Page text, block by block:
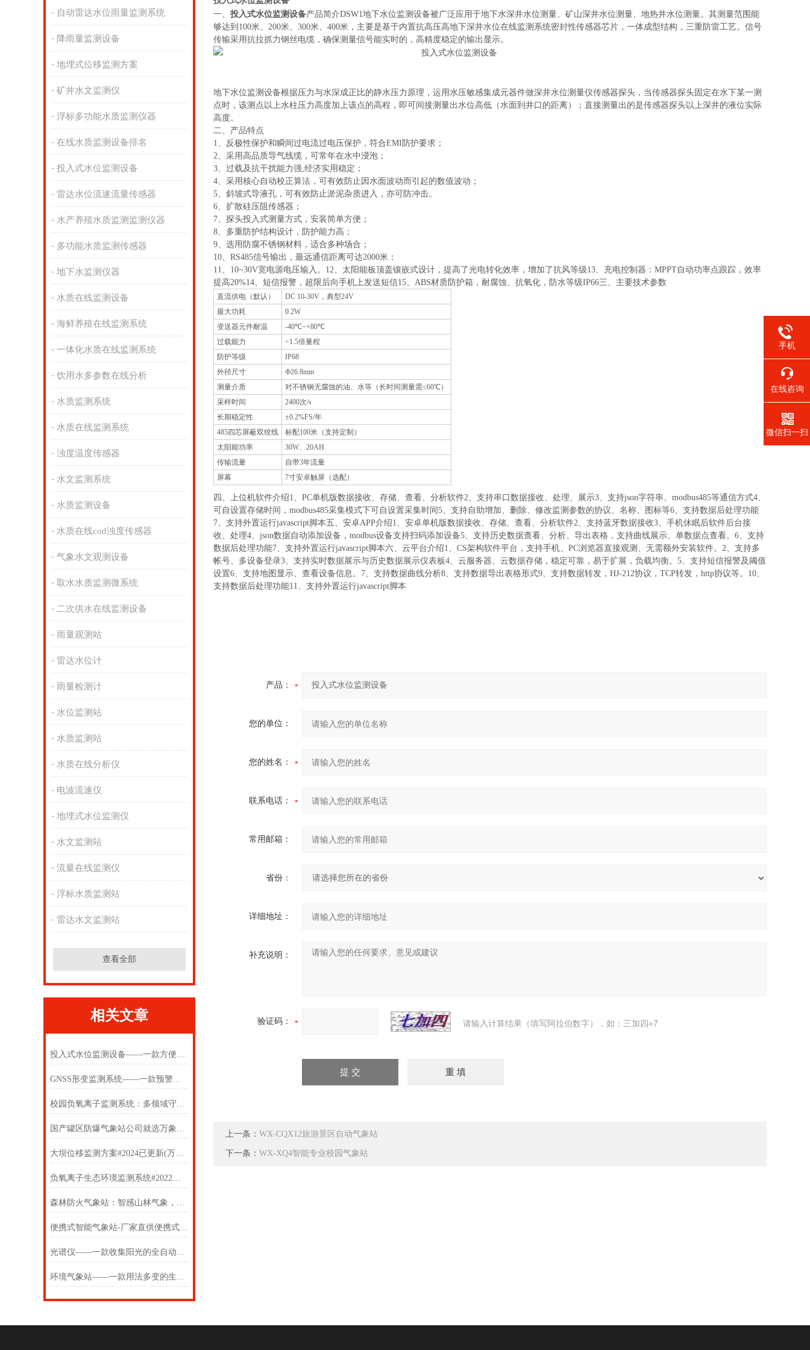
自动雷达水位雨量监测系统
降雨量监测设备
地埋式位移监测方案
矿井水文监测仪
浮标多功能水质监测仪器
在线水质监测设备排名
投入式水位监测设备
雷达水位流速流量传感器
水产养殖水质监测监测仪器
多功能水质监测传感器
地下水监测仪器
水质在线监测设备
海鲜养殖在线监测系统
一体化水质在线监测系统
饮用水多参数在线分析
水质监测系统
水质在线监测系统
浊度温度传感器
水文监测系统
水质监测设备
水质在线cod浊度传感器
气象水文观测设备
取水水质监测微系统
二次供水在线监测设备
雨量观测站
雷达水位计
雨量检测计
水位监测站
水质监测站
水质在线分析仪
电波流速仪
地埋式水位监测仪
水文监测站
流量在线监测仪
浮标水质监测站
雷达水文监测站
查看全部
相关文章
投入式水位监测设备——一款方便的投入式水位监测站2025(万象推送)
GNSS形变监测系统——一款预警的扼流圈GNSS监测站2024(万象推送)
校园负氧离子监测系统：多领域守护生态与健康的科技哨兵
国产罐区防爆气象站公司就选万象，供应防爆气象站厂家还得是来万象
大坝位移监测方案#2024已更新(万象推送)实时更新/全+国+送
负氧离子生态环境监测系统#2022已更新
森林防火气象站：智感山林气象，护航森林消防安全
便携式智能气象站-厂家直供便携式智能气象站【春寒气候】
光谱仪——一款收集阳光的全自动太阳光谱仪2025(万象推送)
环境气象站——一款用法多变的生态环境监测站2025(万象推送)
一、 投入式水位监测设备产品简介DSW1地下水位监测设备被广泛应用于地下水深井水位测量、矿山深井水位测量、地热井水位测量。其测量范围能
够达到100米、200米、300米、400米，主要是基于内置抗高压高地下深井水位在线监测系统密封性传感器芯片，一体成型结构，三重防雷工艺。信号
传输采用抗拉抓力钢丝电缆，确保测量信号能实时的，高精度稳定的输出显示。
地下水位监测设备根据压力与水深成正比的静水压力原理，运用水压敏感集成元器件做深井水位测量仪传感器探头，当传感器探头固定在水下某一测
点时，该测点以上水柱压力高度加上该点的高程，即可间接测量出水位高低（水面到井口的距离）；直接测量出的是传感器探头以上深井的液位实际
高度。
二、产品特点
1、反极性保护和瞬间过电流过电压保护，符合EMI防护要求；
2、采用高品质导气线缆，可常年在水中浸泡；
3、过载及抗干扰能力强,经济实用稳定；
4、采用核心自动校正算法，可有效防止因水面波动而引起的数值波动；
5、斜坡式导液孔，可有效防止淤泥杂质进入，亦可防冲击。
6、扩散硅压阻传感器；
7、探头投入式测量方式，安装简单方便；
8、多重防护结构设计，防护能力高；
9、选用防腐不锈钢材料，适合多种场合；
10、RS485信号输出，最远通信距离可达2000米；
11、10~30V宽电源电压输入。12、太阳能板顶盖镶嵌式设计，提高了光电转化效率，增加了抗风等级13、充电控制器：MPPT自动功率点跟踪，效率
提高20%14、短信报警，超限后向手机上发送短信15、ABS材质防护箱，耐腐蚀、抗氧化，防水等级IP66三、主要技术参数
直流供电（默认）
DC 10-30V，典型24V
最大功耗
0.2W
变送器元件耐温
-40℃~+80℃
过载能力
<1.5倍量程
防护等级
IP68
外径尺寸
Ф26.8mm
测量介质
对不锈钢无腐蚀的油、水等（长时间测量需≤60℃）
采样时间
2400次/s
长期稳定性
±0.2%FS/年
485四芯屏蔽双绞线
标配100米（支持定制）
太阳能功率
30W、20AH
传输流量
自带3年流量
屏幕
7寸安卓触屏（选配）
四、上位机软件介绍1、PC单机版数据接收、存储、查看、分析软件2、支持串口数据接收、处理、展示3、支持json字符串、modbus485等通信方式4、
可自设置存储时间，modbus485采集模式下可自设置采集时间5、支持自助增加、删除、修改监测参数的协议、名称、图标等6、支持数据后处理功能
7、支持外置运行javascript脚本五、安卓APP介绍1、安卓单机版数据接收、存储、查看、分析软件2、支持蓝牙数据接收3、手机休眠后软件后台接
收、处理4、json数据自动添加设备，modbus设备支持扫码添加设备5、支持历史数据查看、分析、导出表格，支持曲线展示、单数据点查看。6、支持
数据后处理功能7、支持外置运行javascript脚本六、云平台介绍1、CS架构软件平台，支持手机、PC浏览器直接观测、无需额外安装软件。2、支持多
帐号、多设备登录3、支持实时数据展示与历史数据展示仪表板4、云服务器、云数据存储，稳定可靠，易于扩展，负载均衡。5、支持短信报警及阈值
设置6、支持地图显示、查看设备信息。7、支持数据曲线分析8、支持数据导出表格形式9、支持数据转发，HJ-212协议，TCP转发，http协议等。10、
支持数据后处理功能11、支持外置运行javascript脚本
产品：
您的单位：
您的姓名：
联系电话：
常用邮箱：
省份：
详细地址：
补充说明：
验证码： 请输入计算结果（填写阿拉伯数字），如：三加四=7
上一条： WX-CQX12旅游景区自动气象站
下一条： WX-XQ4智能专业校园气象站
手机
在线咨询
微信扫一扫